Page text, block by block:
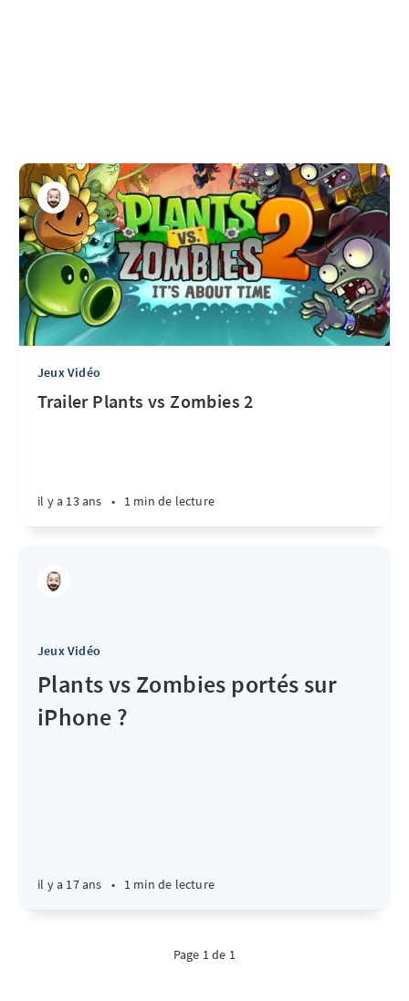
Jeux Vidéo
Trailer Plants vs Zombies 2
il y a 13 ans • 1 min de lecture
Jeux Vidéo
Plants vs Zombies portés sur
iPhone ?
il y a 17 ans • 1 min de lecture
Page 1 de 1